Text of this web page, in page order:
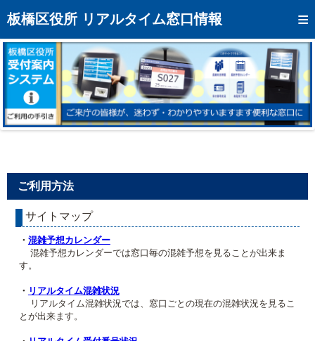
板橋区役所 リアルタイム窓口情報
トップページへ
混雑予想カレンダー
リアルタイム混雑状況
リアルタイム受付番号状況
メール通知登録
モバイルサイト
アクセス
区役所フロアマップ
ご利用方法
サイトマップ
・ 混雑予想カレンダー
混雑予想カレンダーでは窓口毎の混雑予想を見ることが出来ま
す。
・ リアルタイム混雑状況
リアルタイム混雑状況では、窓口ごとの現在の混雑状況を見るこ
とが出来ます。